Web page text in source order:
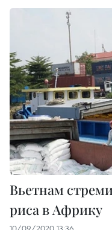
Вьетнам
риса в Африку